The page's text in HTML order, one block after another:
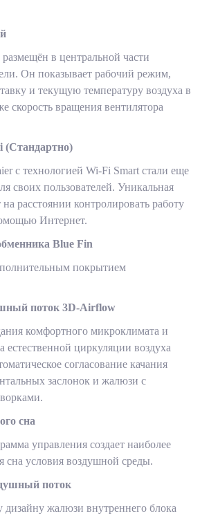
в центральной части
Он показывает рабочий режим,
и текущую температуру воздуха в
скорость вращения вентилятора
(Стандартно)
с технологией Wi-Fi Smart стали еще
своих пользователей. Уникальная
расстоянии контролировать работу
Интернет.
Blue Fin
покрытием
поток 3D-Airflow
комфортного микроклимата и
естественной циркуляции воздуха
согласование качания
заслонок и жалюзи с
сна
управления создает наиболее
сна условия воздушной среды.
поток
дизайну жалюзи внутреннего блока